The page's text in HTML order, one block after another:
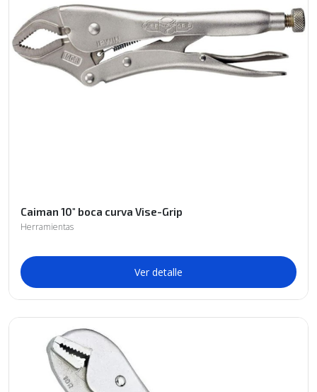
Caiman 10" boca curva Vise-Grip
Herramientas
Ver detalle